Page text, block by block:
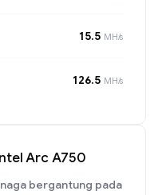
15.5 MH/s
126.5 MH/s
Arc A750
bergantung pada